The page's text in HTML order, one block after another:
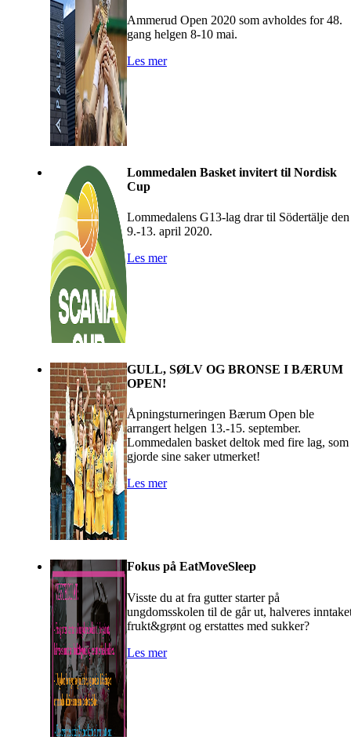
Ammerud Open 2020 som avholdes for 48.
gang helgen 8-10 mai.
Les mer
Lommedalen Basket invitert til Nordisk
Cup
Lommedalens G13-lag drar til Södertälje den
9.-13. april 2020.
Les mer
GULL, SØLV OG BRONSE I BÆRUM
OPEN!
Åpningsturneringen Bærum Open ble
arrangert helgen 13.-15. september.
Lommedalen basket deltok med fire lag, som
gjorde sine saker utmerket!
Les mer
Fokus på EatMoveSleep
Visste du at fra gutter starter på
ungdomsskolen til de går ut, halveres
frukt&grønt og erstattes med sukker?
Les mer